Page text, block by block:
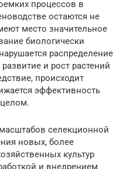
процессов в
остаются не
место значительное
биологически
распределение
и рост растений
происходит
эффективность
селекционной
новых, более
культур
и внедрением